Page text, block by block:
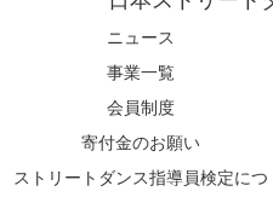
ニュース
事業一覧
会員制度
寄付金のお願い
ストリートダンス指導員検定につ